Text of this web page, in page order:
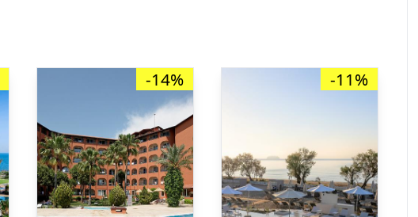
-14% -11%